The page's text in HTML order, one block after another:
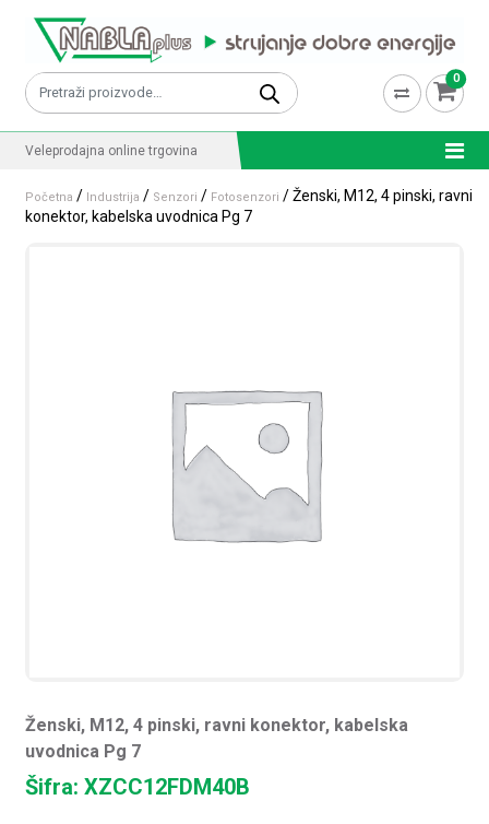
Pretraži: 0
Veleprodajna online trgovina
Početna / Industrija / Senzori / Fotosenzori / Ženski, M12, 4 pinski, ravni
konektor, kabelska uvodnica Pg 7
Ženski, M12, 4 pinski, ravni konektor, kabelska
uvodnica Pg 7
Šifra: XZCC12FDM40B